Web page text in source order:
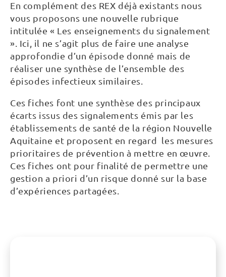
En complément des REX déjà existants nous
vous proposons une nouvelle rubrique
intitulée « Les enseignements du signalement
». Ici, il ne s’agit plus de faire une analyse
approfondie d’un épisode donné mais de
réaliser une synthèse de l’ensemble des
épisodes infectieux similaires.
Ces fiches font une synthèse des principaux
écarts issus des signalements émis par les
établissements de santé de la région Nouvelle
Aquitaine et proposent en regard les mesures
prioritaires de prévention à mettre en œuvre.
Ces fiches ont pour finalité de permettre une
gestion a priori d’un risque donné sur la base
d’expériences partagées.